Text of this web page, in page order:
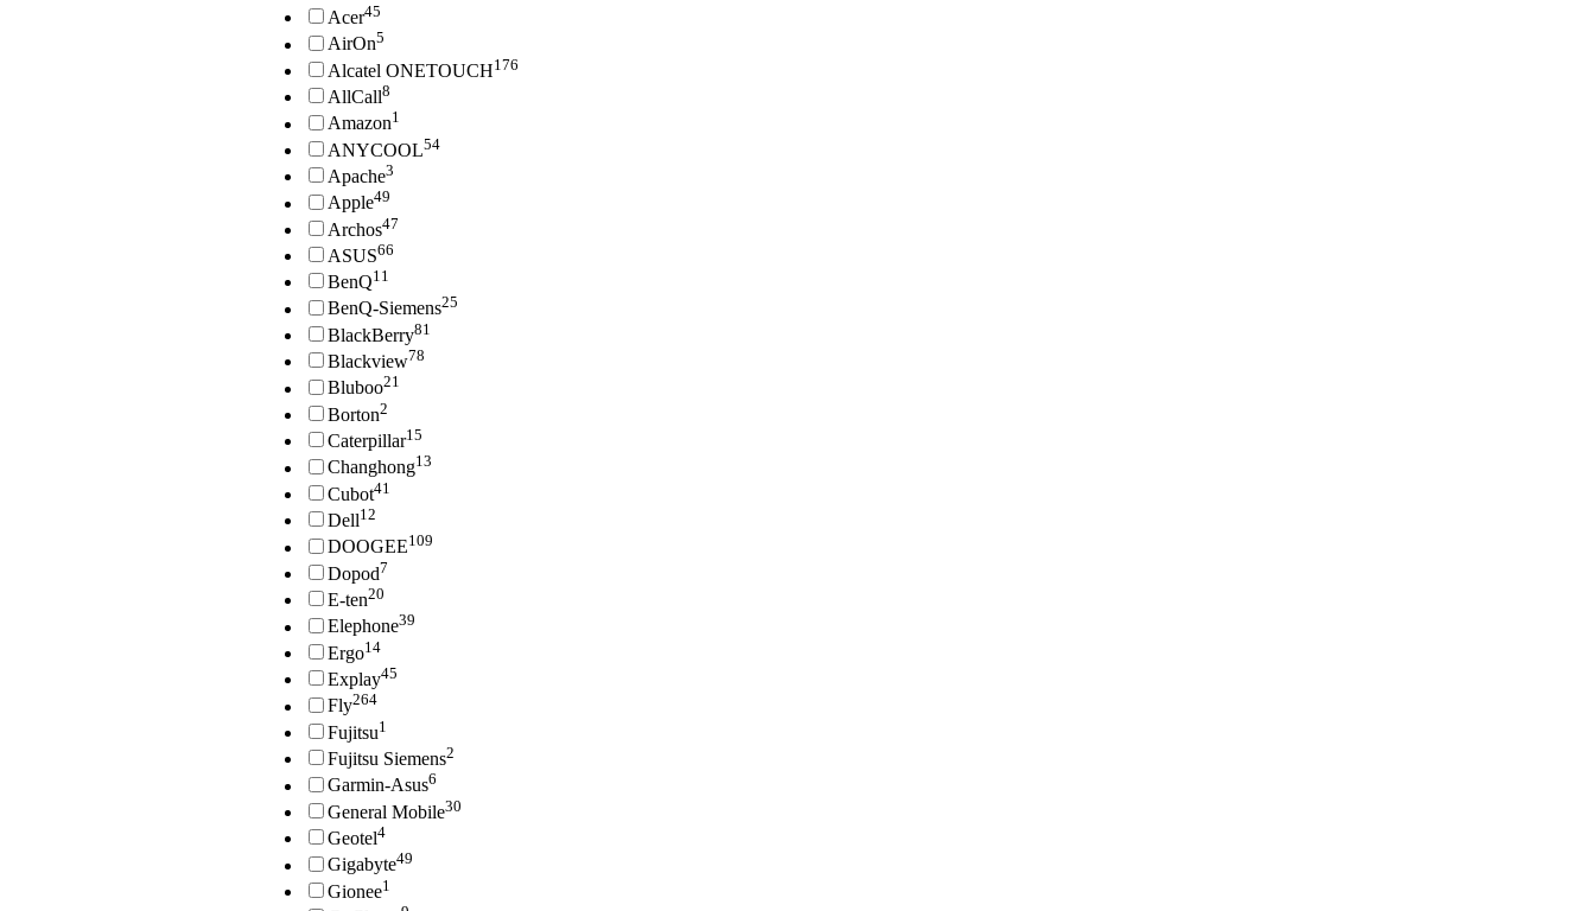
Acer45
AirOn5
Alcatel ONETOUCH176
AllCall8
Amazon1
ANYCOOL54
Apache3
Apple49
Archos47
ASUS66
BenQ11
BenQ-Siemens25
BlackBerry81
Blackview78
Bluboo21
Borton2
Caterpillar15
Changhong13
Cubot41
Dell12
DOOGEE109
Dopod7
E-ten20
Elephone39
Ergo14
Explay45
Fly264
Fujitsu1
Fujitsu Siemens2
Garmin-Asus6
General Mobile30
Geotel4
Gigabyte49
Gionee1